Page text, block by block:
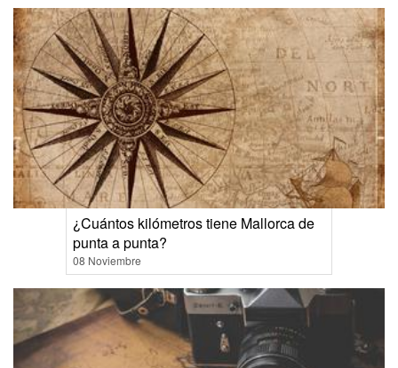
¿Cuántos kilómetros tiene Mallorca de
punta a punta?
08 Noviembre